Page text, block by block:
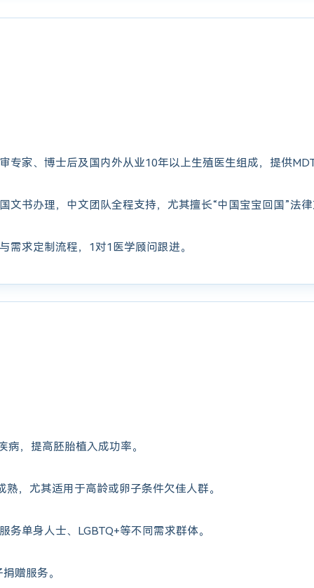
专家、博士后及国内外从业10年以上生殖医生组成，提供
文书办理，中文团队全程支持，尤其擅长“中国宝宝回国”法
需求定制流程，1对1医学顾问跟进。
病，提高胚胎植入成功率。
熟，尤其适用于高龄或卵子条件欠佳人群。
务单身人士、LGBTQ+等不同需求群体。
赠服务。